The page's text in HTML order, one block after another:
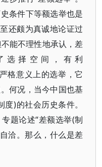
条件下等额选举也是
还颇为真诚地论证过
不能不理性地承认，差
选择空间，有利
格意义上的选举，它
何况，当今中国也基
)的社会历史条件。
题论述“差额选举(制
洽。那么，什么是差